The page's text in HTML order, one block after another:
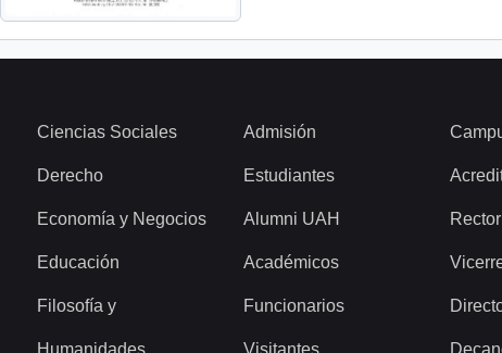
Ciencias Sociales
Derecho
Economía y Negocios
Educación
Filosofía y
Humanidades
Admisión
Estudiantes
Alumni UAH
Académicos
Funcionarios
Visitantes